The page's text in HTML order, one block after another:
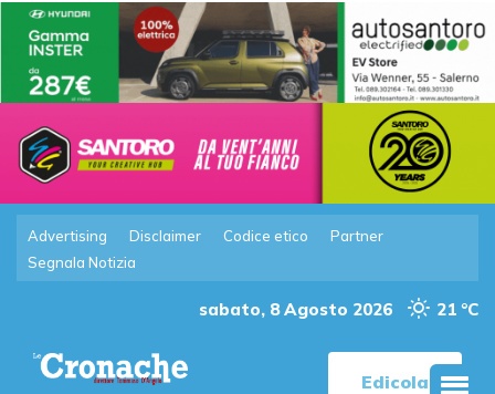
Advertising Disclaimer Codice etico
Partner
Segnala Notizia
sabato, 8 Agosto 2026 21 °C
Edicola